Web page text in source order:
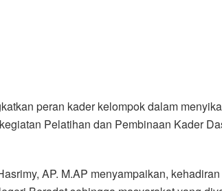
peran kader kelompok dalam
Pelatihan dan Pembinaan Kader
AP. M.AP menyampaikan,